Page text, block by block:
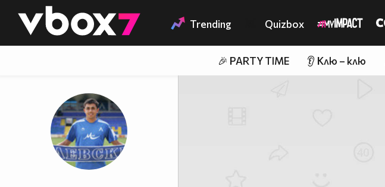
👾 Trending Quizbox
🎉 PARTY TIME 👂 Клю – клю